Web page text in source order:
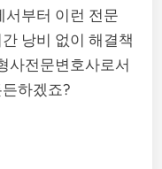
서부터 이런 전문
낭비 없이 해결책
사전문변호사로서
하겠죠?